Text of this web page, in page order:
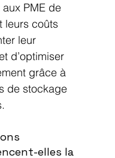
aux PME de
leurs coûts
leur
d’optimiser
grâce à
de stockage
elles la